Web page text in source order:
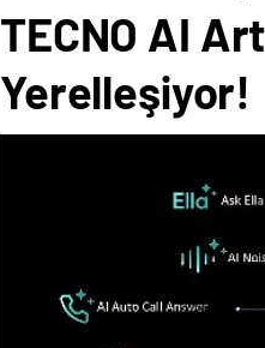
TECNO AI
Yerelleşiyor!